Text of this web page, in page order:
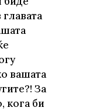
вашата
За
кога би